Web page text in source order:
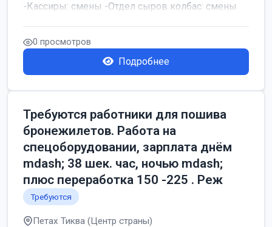
-Кассиры: смены -Отдел сыров колбас: смены
0 просмотров
Подробнее
Требуются работники для пошива
бронежилетов. Работа на
спецоборудовании, зарплата днём
mdash; 38 шек. час, ночью mdash;
плюс переработка 150 -225 . Реж
Требуются
Петах Тиква (Центр страны)